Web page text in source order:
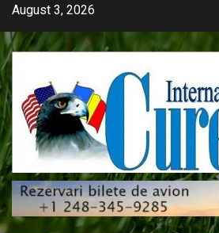
Skip
content
August 3, 2026